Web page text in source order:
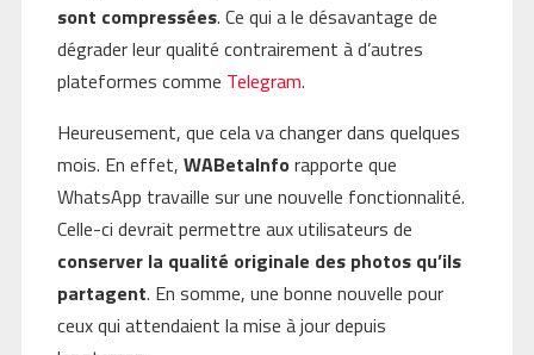
sont compressées. Ce qui a le désavantage de
dégrader leur qualité contrairement à d’autres
plateformes comme Telegram.
Heureusement, que cela va changer dans quelques
mois. En effet, WABetaInfo rapporte que
WhatsApp travaille sur une nouvelle fonctionnalité.
Celle-ci devrait permettre aux utilisateurs de
conserver la qualité originale des photos qu’ils
partagent. En somme, une bonne nouvelle pour
ceux qui attendaient la mise à jour depuis